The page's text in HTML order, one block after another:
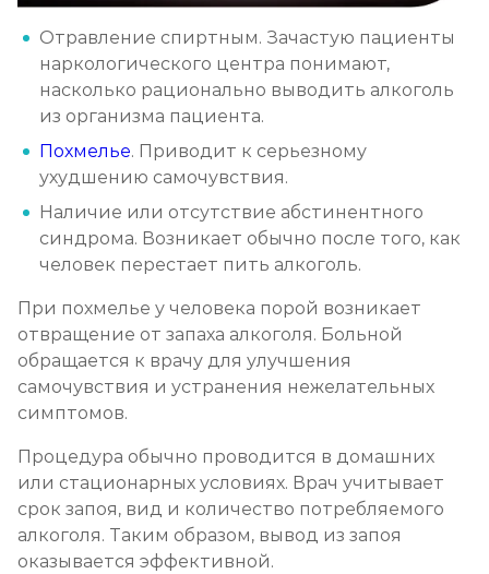
Отравление спиртным. Зачастую пациенты
наркологического центра понимают,
насколько рационально выводить алкоголь
из организма пациента.
Похмелье. Приводит к серьезному
ухудшению самочувствия.
Наличие или отсутствие абстинентного
синдрома. Возникает обычно после того, как
человек перестает пить алкоголь.
При похмелье у человека порой возникает
отвращение от запаха алкоголя. Больной
обращается к врачу для улучшения
самочувствия и устранения нежелательных
симптомов.
Процедура обычно проводится в домашних
или стационарных условиях. Врач учитывает
срок запоя, вид и количество потребляемого
алкоголя. Таким образом, вывод из запоя
оказывается эффективной.